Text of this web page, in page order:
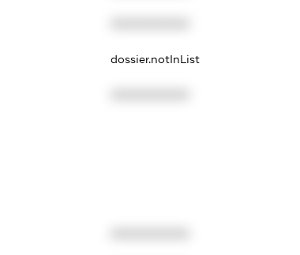
dossier.notInList